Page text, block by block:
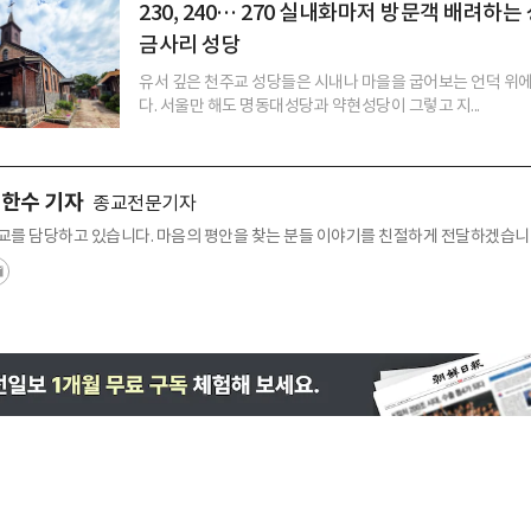
230, 240… 270 실내화마저 방문객 배려하
금사리 성당
유서 깊은 천주교 성당들은 시내나 마을을 굽어보는 언덕 위
다. 서울만 해도 명동대성당과 약현성당이 그렇고 지...
수 기자 종교전문기자
를 담당하고 있습니다. 마음의 평안을 찾는 분들 이야기를 친절하게 전달하겠습